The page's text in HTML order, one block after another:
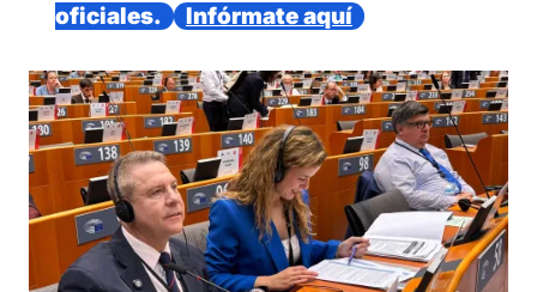
oficiales.
Infórmate aquí